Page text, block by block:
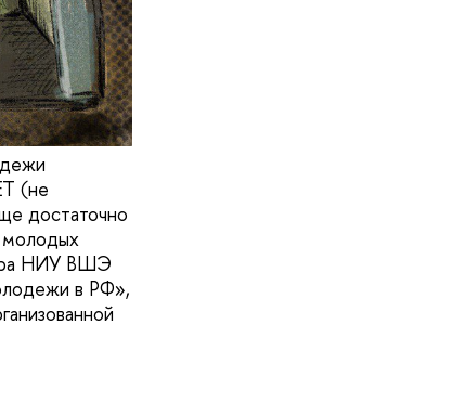
(не
достаточно
молодых
НИУ ВШЭ
в РФ»,